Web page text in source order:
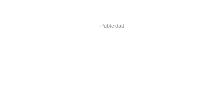
Publicidad